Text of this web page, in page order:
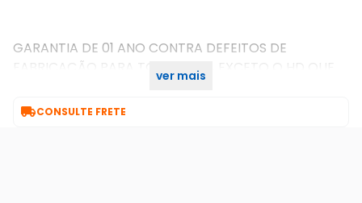
GARANTIA DE 01 ANO CONTRA DEFEITOS DE
FABRICAÇÃO PARA TODO O KIT, EXCETO O HD QUE
ver mais
CONSULTE FRETE